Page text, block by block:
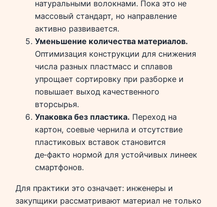
натуральными волокнами. Пока это не
массовый стандарт, но направление
активно развивается.
Уменьшение количества материалов.
Оптимизация конструкции для снижения
числа разных пластмасс и сплавов
упрощает сортировку при разборке и
повышает выход качественного
вторсырья.
Упаковка без пластика. Переход на
картон, соевые чернила и отсутствие
пластиковых вставок становится
де‑факто нормой для устойчивых линеек
смартфонов.
Для практики это означает: инженеры и
закупщики рассматривают материал не только